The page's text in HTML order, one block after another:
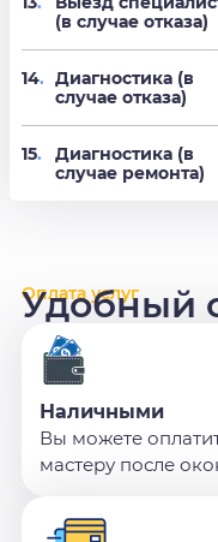
(в случае отказа)
14. Диагностика (в
случае отказа)
15.
Диагностика (в
случае ремонта)
Оплата услуг
Удобный
Наличными
Вы можете
мастеру после